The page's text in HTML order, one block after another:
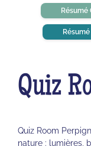
Résumé
Quiz
Quiz Room
nature : lumières,